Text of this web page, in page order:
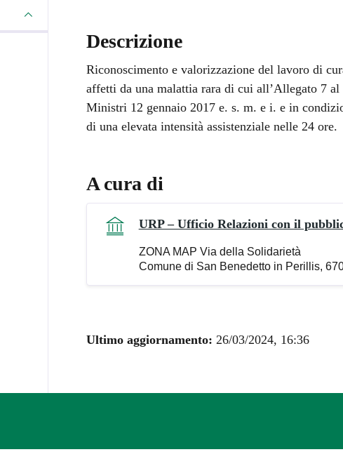
Descrizione
Riconoscimento e valorizzazione del lavoro di
affetti da una malattia rara di cui all’Allegato 7
Ministri 12 gennaio 2017 e. s. m. e i. e in
di una elevata intensità assistenziale nelle 24 ore.
A cura di
URP – Ufficio Relazioni con il
ZONA MAP Via della Solidarietà
Comune di San Benedetto in Perillis,
Ultimo aggiornamento: 26/03/2024, 16:36